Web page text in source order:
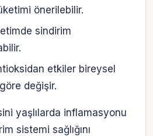
önerilebilir.
sindirim
etkiler bireysel
değişir.
yaşlılarda inflamasyonu
sistemi sağlığını